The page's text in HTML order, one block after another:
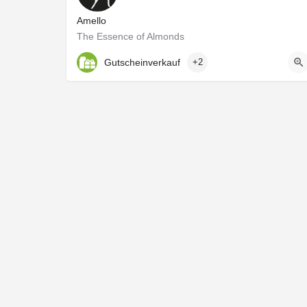
Amello
The Essence of Almonds
Gutscheinverkauf +2